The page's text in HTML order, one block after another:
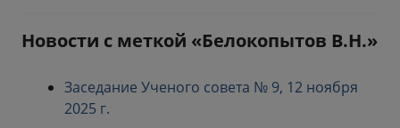
Новости с меткой «Белокопытов В.Н.»
Заседание Ученого совета № 9, 12 ноября
2025 г.